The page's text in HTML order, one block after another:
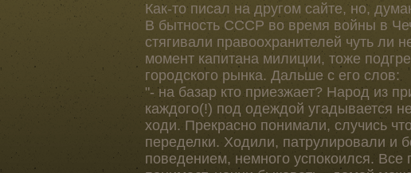
Как-то писал на другом сайте, но,
В бытность СССР во время войны в
стягивали правоохранителей чуть ли
момент капитана милиции, тоже
городского рынка. Дальше с его слов:
"- на базар кто приезжает? Народ из
каждого(!) под одеждой угадывается
ходи. Прекрасно понимали, случись
переделки. Ходили, патрулировали и
поведением, немного успокоился.